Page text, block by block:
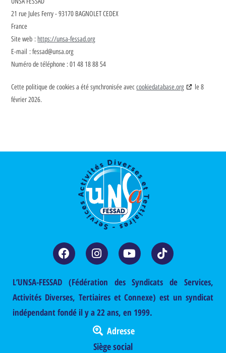
21 rue Jules Ferry - 93170 BAGNOLET CEDEX
France
Site web : https://unsa-fessad.org
E-mail :fessad@unsa.org
Numéro de téléphone : 01 48 18 88 54
Cette politique de cookies a été synchronisée aveccookiedatabase.org
le 8
février 2026.
L’UNSA-FESSAD (Fédération des Syndicats de Services,
Activités Diverses, Tertiaires et Connexe) est un syndicat
indépendant fondé il y a 22 ans, en 1999.
Adresse
Siège social